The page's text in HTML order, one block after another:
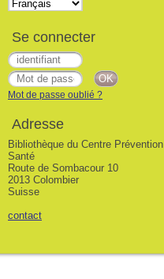
Se connecter
Mot de passe oublié ?
Adresse
Bibliothèque du Centre Prévention
Santé
Route de Sombacour 10
2013 Colombier
Suisse
contact